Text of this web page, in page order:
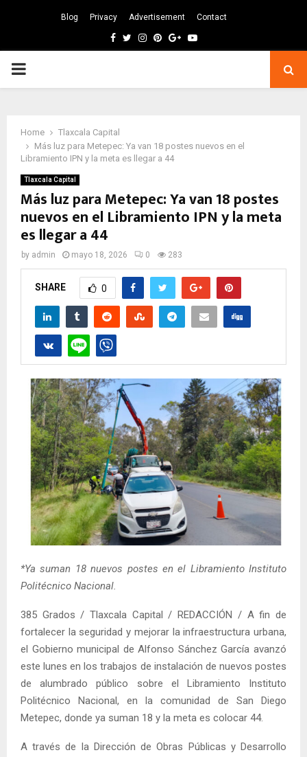
Blog Privacy Advertisement Contact
Facebook
TwitterInstagram
Pinterest
GoogleYoutube
PRIMARY
Home
Tlaxcala Capital
Más luz para Metepec: Ya van 18 postes nuevos en el
Libramiento IPN y la meta es llegar a 44
Tlaxcala Capital
Más luz para Metepec: Ya van 18 postes
nuevos en el Libramiento IPN y la meta
es llegar a 44
by admin mayo 18, 2026 0 283
SHARE 0
*Ya suman 18 nuevos postes en el Libramiento Instituto
Politécnico Nacional.
385 Grados / Tlaxcala Capital / REDACCIÓN / A fin de
fortalecer la seguridad y mejorar la infraestructura urbana,
el Gobierno municipal de Alfonso Sánchez García avanzó
este lunes en los trabajos de instalación de nuevos postes
de alumbrado público sobre el Libramiento Instituto
Politécnico Nacional, en la comunidad de San Diego
Metepec, donde ya suman 18 y la meta es colocar 44.
A través de la Dirección de Obras Públicas y Desarrollo